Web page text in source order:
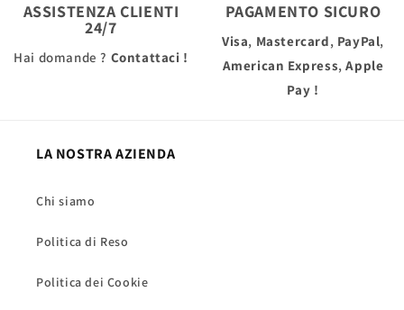
ASSISTENZA CLIENTI
24/7
Hai domande ? Contattaci !
PAGAMENTO SICURO
Visa, Mastercard, PayPal,
American Express,Apple
Pay !
LA NOSTRA AZIENDA
Chi siamo
Politica di Reso
Politica dei Cookie